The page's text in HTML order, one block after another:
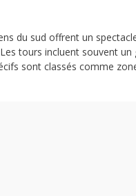
du sud offrent un
Les tours incluent souvent
sont classés comme